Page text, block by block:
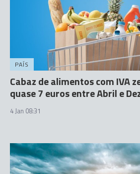
PAÍS
Cabaz de alimentos com IVA
quase 7 euros entre Abril e
4 Jan 08:31